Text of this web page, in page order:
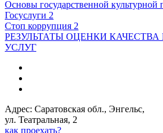
Основы государственной культурной
Госуслуги 2
Стоп коррупция 2
РЕЗУЛЬТАТЫ ОЦЕНКИ
УСЛУГ
Адрес: Саратовская обл., Энгельс,
ул. Театральная, 2
как проехать?